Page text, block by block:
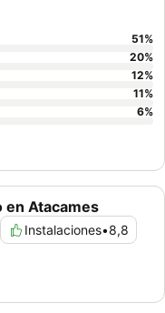
en Atacames
Instalaciones•8,8
51%
20%
12%
11%
6%